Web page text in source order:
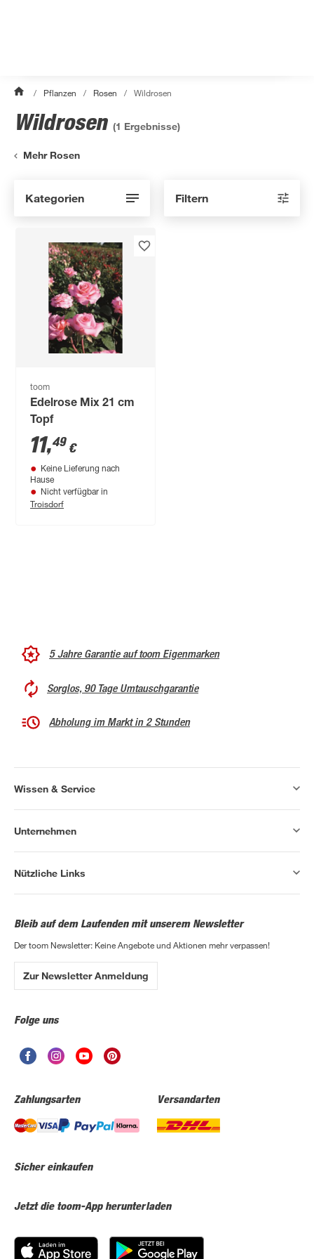
/ Pflanzen / Rosen / Wildrosen
Wildrosen (1 Ergebnisse)
Mehr Rosen
Kategorien Filtern
toom
Edelrose Mix 21 cm
Topf
11,49 €
Keine Lieferung nach
Hause
Nicht verfügbar in
Troisdorf
5 Jahre Garantie auf toom Eigenmarken
Sorglos, 90 Tage Umtauschgarantie
Abholung im Markt in 2 Stunden
Wissen & Service
Unternehmen
Nützliche Links
Bleib auf dem Laufenden mit unserem Newsletter
Der toom Newsletter: Keine Angebote und Aktionen mehr verpassen!
Zur Newsletter Anmeldung
Folge uns
Zahlungsarten Versandarten
Sicher einkaufen
Jetzt die toom-App herunterladen